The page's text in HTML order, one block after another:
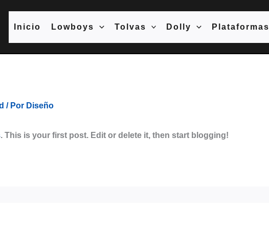
Inicio Lowboys Tolvas Dolly Plataformas
/ Por Diseño
. This is your first post. Edit or delete it, then start blogging!